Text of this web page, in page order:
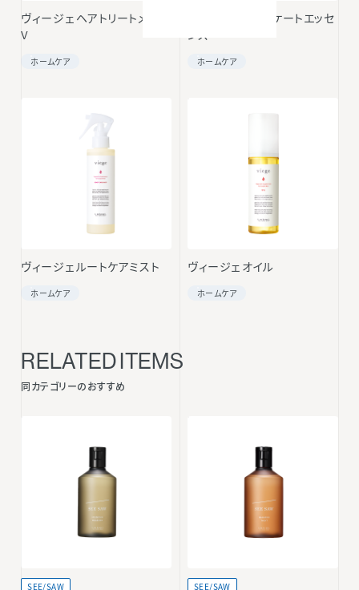
ヴィージェ ヘアトリートメント
V
ホームケア
ヴィージェ メディケートエッセ
ンス
ホームケア
ヴィージェ ルートケアミスト
ホームケア
ヴィージェ オイル
ホームケア
RELATED ITEMS
同カテゴリーのおすすめ
SEE/SAW SEE/SAW